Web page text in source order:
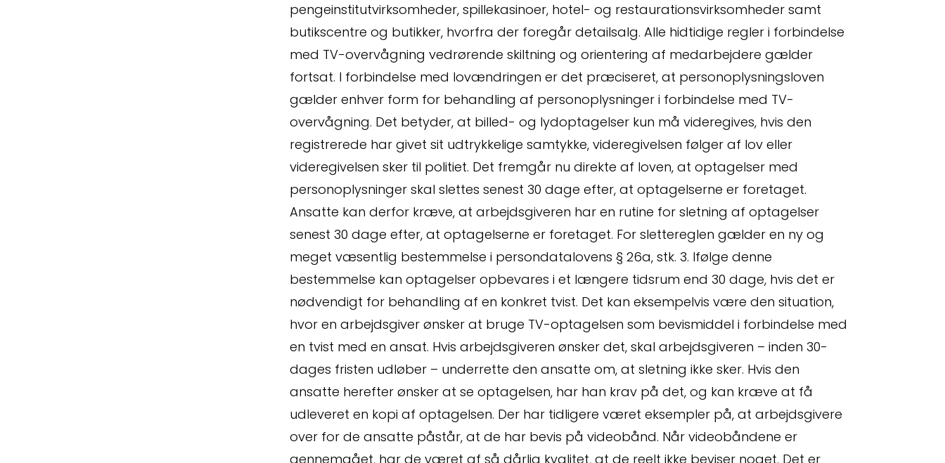
Spørgsmål
Erstatningsopgørelse
pengeinstitutvirksomheder, spillekasinoer, hotel- og restaurationsvirksomheder samt
butikscentre og butikker, hvorfra der foregår detailsalg. Alle hidtidige regler i forbindelse
med TV-overvågning vedrørende skiltning og orientering af medarbejdere gælder
fortsat. I forbindelse med lovændringen er det præciseret, at personoplysningsloven
gælder enhver form for behandling af personoplysninger i forbindelse med TV-
overvågning. Det betyder, at billed- og lydoptagelser kun må videregives, hvis den
registrerede har givet sit udtrykkelige samtykke, videregivelsen følger af lov eller
videregivelsen sker til politiet. Det fremgår nu direkte af loven, at optagelser med
personoplysninger skal slettes senest 30 dage efter, at optagelserne er foretaget.
Ansatte kan derfor kræve, at arbejdsgiveren har en rutine for sletning af optagelser
senest 30 dage efter, at optagelserne er foretaget. For slettereglen gælder en ny og
meget væsentlig bestemmelse i persondatalovens § 26a, stk. 3. Ifølge denne
bestemmelse kan optagelser opbevares i et længere tidsrum end 30 dage, hvis det er
nødvendigt for behandling af en konkret tvist. Det kan eksempelvis være den situation,
hvor en arbejdsgiver ønsker at bruge TV-optagelsen som bevismiddel i forbindelse med
en tvist med en ansat. Hvis arbejdsgiveren ønsker det, skal arbejdsgiveren – inden 30-
dages fristen udløber – underrette den ansatte om, at sletning ikke sker. Hvis den
ansatte herefter ønsker at se optagelsen, har han krav på det, og kan kræve at få
udleveret en kopi af optagelsen. Der har tidligere været eksempler på, at arbejdsgivere
over for de ansatte påstår, at de har bevis på videobånd. Når videobåndene er
gennemgået, har de været af så dårlig kvalitet, at de reelt ikke beviser noget. Det er